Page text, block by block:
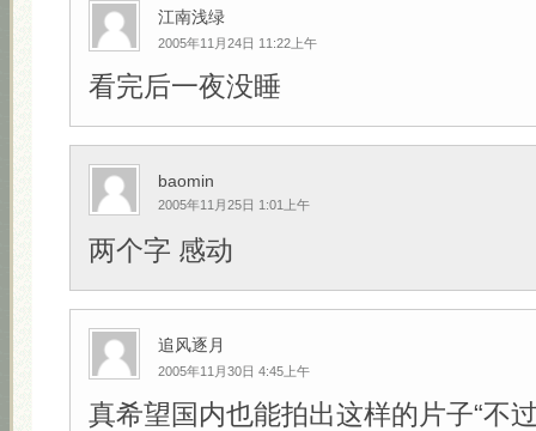
江南浅绿
2005年11月24日 11:22上午
看完后一夜没睡
baomin
2005年11月25日 1:01上午
两个字 感动
追风逐月
2005年11月30日 4:45上午
真希望国内也能拍出这样的片子“不